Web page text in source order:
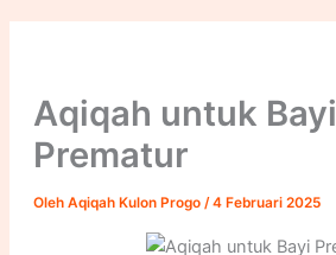
Aqiqah untuk Bayi
Prematur
Oleh Aqiqah Kulon Progo /4 Februari 2025